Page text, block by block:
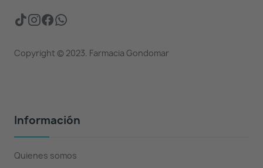
Copyright © 2023. Farmacia Gondomar
Información
Quienes somos